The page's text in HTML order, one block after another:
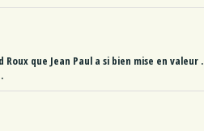
que Jean Paul a si bien mise en valeur .